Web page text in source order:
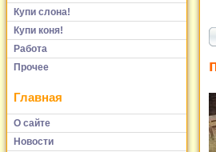
Купи слона!
Купи коня!
Работа
Прочее
Главная
О сайте
Новости